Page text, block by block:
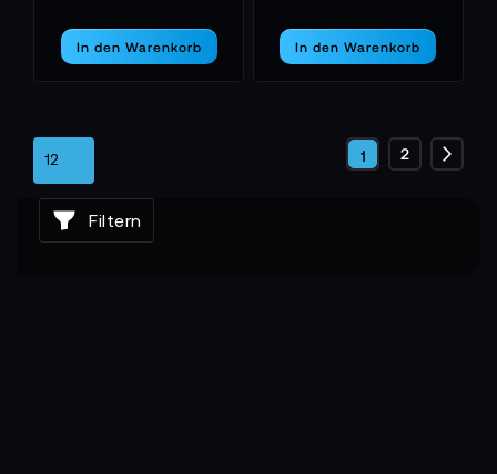
In den Warenkorb In den Warenkorb
Seite
Sie
1 Seite
2
Filtern